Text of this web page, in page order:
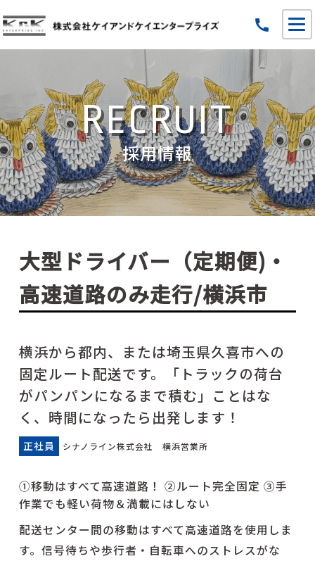
call
RECRUIT
採用情報
大型ドライバー（定期便)・
高速道路のみ走行/横浜市
横浜から都内、または埼玉県久喜市への
固定ルート配送です。「トラックの荷台
がパンパンになるまで積む」ことはな
く、時間になったら出発します！
正社員 シナノライン株式会社 横浜営業所
①移動はすべて高速道路！ ②ルート完全固定 ③手
作業でも軽い荷物＆満載にはしない
配送センター間の移動はすべて高速道路を使用しま
す。信号待ちや歩行者・自転車へのストレスがな